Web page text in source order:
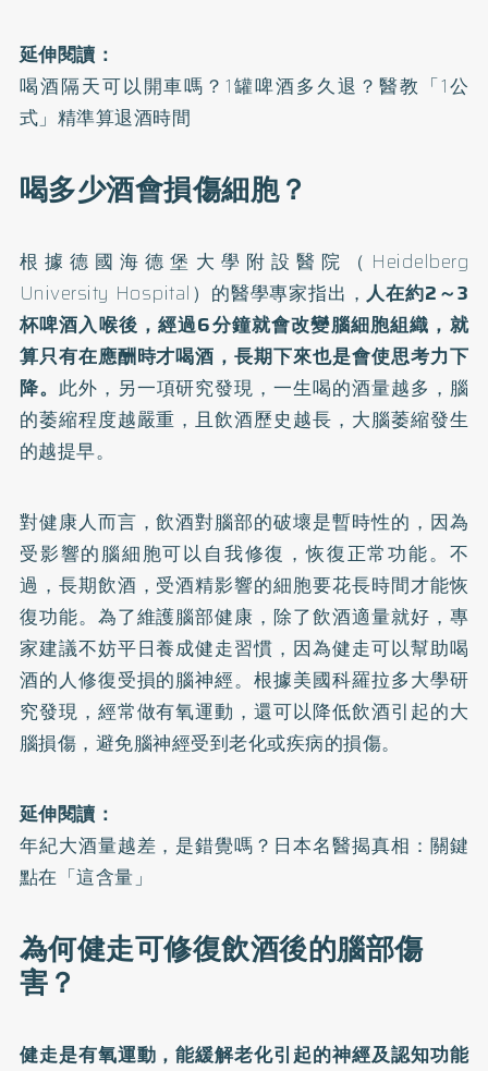
延伸閱讀：
喝酒隔天可以開車嗎？1罐啤酒多久退？醫教「1公
式」精準算退酒時間
喝多少酒會損傷細胞？
根據德國海德堡大學附設醫院（Heidelberg
University Hospital）的醫學專家指出，人在約2～3
杯啤酒入喉後，經過6分鐘就會改變腦細胞組織，就
算只有在應酬時才喝酒，長期下來也是會使思考力下
降。 此外，另一項研究發現，一生喝的酒量越多，腦
的萎縮程度越嚴重，且飲酒歷史越長，大腦萎縮發生
的越提早。
對健康人而言，飲酒對腦部的破壞是暫時性的，因為
受影響的腦細胞可以自我修復，恢復正常功能。不
過，長期飲酒，受酒精影響的細胞要花長時間才能恢
復功能。為了維護腦部健康，除了飲酒適量就好，專
家建議不妨平日養成健走習慣，因為健走可以幫助喝
酒的人修復受損的腦神經。根據美國科羅拉多大學研
究發現，經常做有氧運動，還可以降低飲酒引起的大
腦損傷，避免腦神經受到老化或疾病的損傷。
延伸閱讀：
年紀大酒量越差，是錯覺嗎？日本名醫揭真相：關鍵
點在「這含量」
為何健走可修復飲酒後的腦部傷
害？
健走是有氧運動，能緩解老化引起的神經及認知功能